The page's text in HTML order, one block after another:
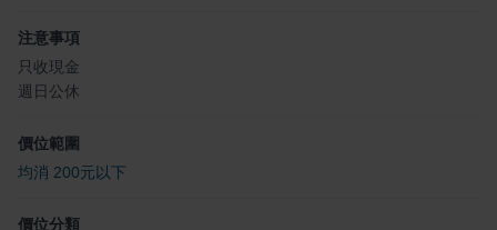
注意事項
只收現金
週日公休
價位範圍
均消 200元以下
價位分類